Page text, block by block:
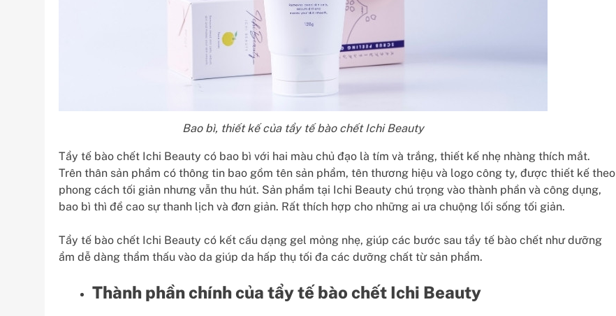
Bao bì, thiết kế của tẩy tế bào chết Ichi Beauty
Tẩy tế bào chết Ichi Beauty có bao bì với hai màu chủ đạo là tím và trắng, thiết kế nhẹ nhàng thích mắt.
Trên thân sản phẩm có thông tin bao gồm tên sản phẩm, tên thương hiệu và logo công ty, được thiết kế theo
phong cách tối giản nhưng vẫn thu hút. Sản phẩm tại Ichi Beauty chú trọng vào thành phần và công dụng,
bao bì thì đề cao sự thanh lịch và đơn giản. Rất thích hợp cho những ai ưa chuộng lối sống tối giản.
Tẩy tế bào chết Ichi Beauty có kết cấu dạng gel mỏng nhẹ, giúp các bước sau tẩy tế bào chết như dưỡng
ẩm dễ dàng thẩm thấu vào da giúp da hấp thụ tối đa các dưỡng chất từ sản phẩm.
Thành phần chính của tẩy tế bào chết Ichi Beauty